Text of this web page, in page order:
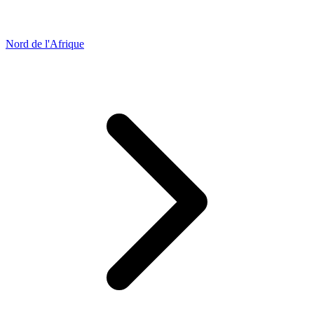
Nord de l'Afrique